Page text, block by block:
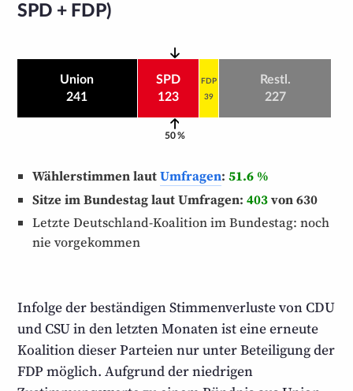
SPD + FDP)
Union
241
SPD
123
FDP
39
Restl.
227
50 %
Wählerstimmen lautUmfragen:51.6 %
Sitze im Bundestag laut Umfragen: 403von 630
Letzte Deutschland-Koalition im Bundestag: noch
nie vorgekommen
Infolge der beständigen Stimmen­verluste von CDU
und CSU in den letzten Monaten ist eine erneute
Koalition dieser Parteien nur unter Beteiligung der
FDP möglich. Aufgrund der niedrigen